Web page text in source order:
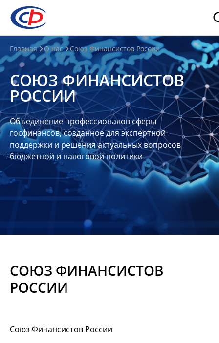
О
нас
О
СФР
Совет
Союза
Участники
Планы
отчеты
Контакты
Материалы
Главная О нас Союз Финансистов России
СОЮЗ ФИНАНСИСТОВ
РОССИИ
Объединение профессионалов сферы
госфинансов, созданное для экспертной
поддержки и решения актуальных вопросов
бюджетной и налоговой политики
СОЮЗ ФИНАНСИСТОВ
РОССИИ
Союз Финансистов России